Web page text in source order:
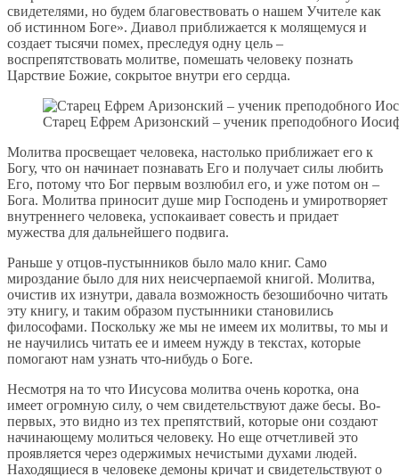
свидетелями, но будем благовествовать о нашем Учителе как
об истинном Боге». Диавол приближается к молящемуся и
создает тысячи помех, преследуя одну цель –
воспрепятствовать молитве, помешать человеку познать
Царствие Божие, сокрытое внутри его сердца.
Старец Ефрем Аризонский – ученик преподобного
Молитва просвещает человека, настолько приближает его к
Богу, что он начинает познавать Его и получает силы любить
Его, потому что Бог первым возлюбил его, и уже потом он –
Бога. Молитва приносит душе мир Господень и умиротворяет
внутреннего человека, успокаивает совесть и придает
мужества для дальнейшего подвига.
Раньше у отцов-пустынников было мало книг. Само
мироздание было для них неисчерпаемой книгой. Молитва,
очистив их изнутри, давала возможность безошибочно читать
эту книгу, и таким образом пустынники становились
философами. Поскольку же мы не имеем их молитвы, то мы и
не научились читать ее и имеем нужду в текстах, которые
помогают нам узнать что-нибудь о Боге.
Несмотря на то что Иисусова молитва очень коротка, она
имеет огромную силу, о чем свидетельствуют даже бесы. Во-
первых, это видно из тех препятствий, которые они создают
начинающему молиться человеку. Но еще отчетливей это
проявляется через одержимых нечистыми духами людей.
Находящиеся в человеке демоны кричат и свидетельствуют о